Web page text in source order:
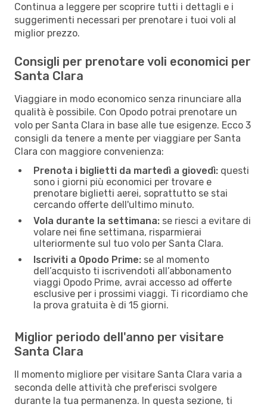
Continua a leggere per scoprire tutti i dettagli e i
suggerimenti necessari per prenotare i tuoi voli al
miglior prezzo.
Consigli per prenotare voli economici per
Santa Clara
Viaggiare in modo economico senza rinunciare alla
qualità è possibile. Con Opodo potrai prenotare un
volo per Santa Clara in base alle tue esigenze. Ecco 3
consigli da tenere a mente per viaggiare per Santa
Clara con maggiore convenienza:
Prenota i biglietti da martedì a giovedì: questi
sono i giorni più economici per trovare e
prenotare biglietti aerei, soprattutto se stai
cercando offerte dell'ultimo minuto.
Vola durante la settimana: se riesci a evitare di
volare nei fine settimana, risparmierai
ulteriormente sul tuo volo per Santa Clara.
Iscriviti a Opodo Prime: se al momento
dell’acquisto ti iscrivendoti all’abbonamento
viaggi Opodo Prime, avrai accesso ad offerte
esclusive per i prossimi viaggi. Ti ricordiamo che
la prova gratuita è di 15 giorni.
Miglior periodo dell'anno per visitare
Santa Clara
Il momento migliore per visitare Santa Clara varia a
seconda delle attività che preferisci svolgere
durante la tua permanenza. In questa sezione, ti